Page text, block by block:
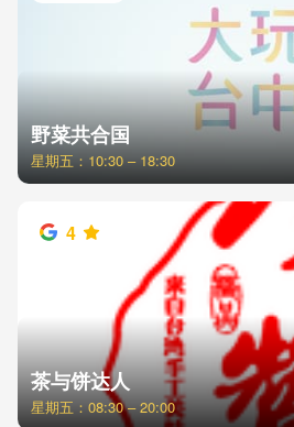
野菜共合国
星期五：10:30 – 18:30
4
茶与饼达人
星期五：08:30 – 20:00